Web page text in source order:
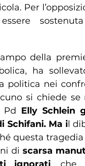
Per
della
ha
politica nei
si chiede
Pd Elly Schlein
Schifani. Ma il
questa
discarsa